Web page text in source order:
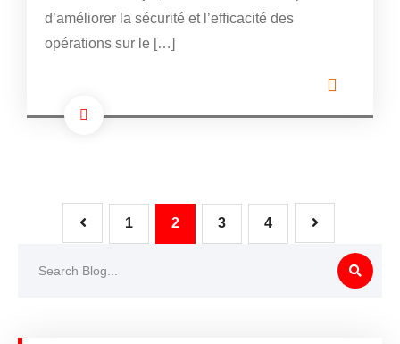
d’améliorer la sécurité et l’efficacité des
opérations sur le […]
1 2 3 4